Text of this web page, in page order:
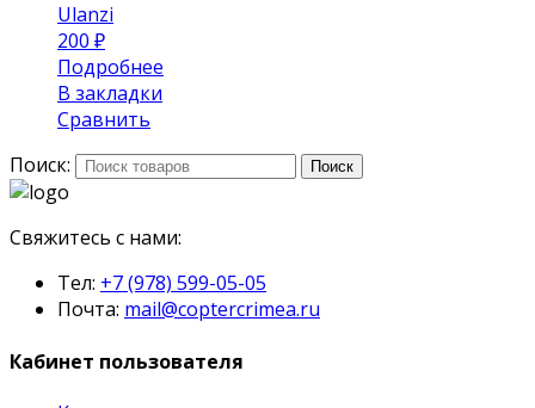
Ulanzi
200 ₽
Подробнее
В закладки
Сравнить
Поиск:
Поиск
Свяжитесь с нами:
Тел: +7 (978) 599-05-05
Почта: mail@coptercrimea.ru
Кабинет пользователя